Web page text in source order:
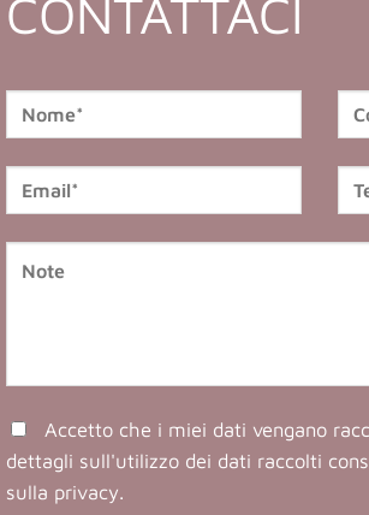
CONTATTACI
Accetto che i miei dati vengano
dettagli sull'utilizzo dei dati raccolti
sulla privacy